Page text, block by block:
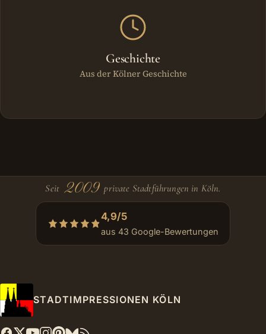
Geschichte
Aus der Kölner Geschichte
Seit 2009 private Stadtführungen in Köln.
4,9/5
aus 43 Google-Bewertungen
STADTIMPRESSIONEN KÖLN